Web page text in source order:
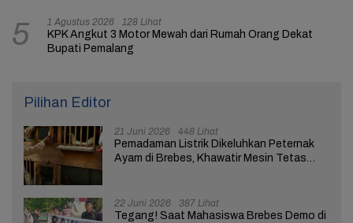
5 1 Agustus 2026 128 Lihat
KPK Angkut 3 Motor Mewah dari Rumah Orang Dekat
Bupati Pemalang
Pilihan Editor
21 Juni 2026 448 Lihat
Pemadaman Listrik Dikeluhkan Peternak
Ayam di Brebes, Khawatir Mesin Tetas
22 Juni 2026 387 Lihat
Tegang! Saat Mahasiswa Brebes Demo di